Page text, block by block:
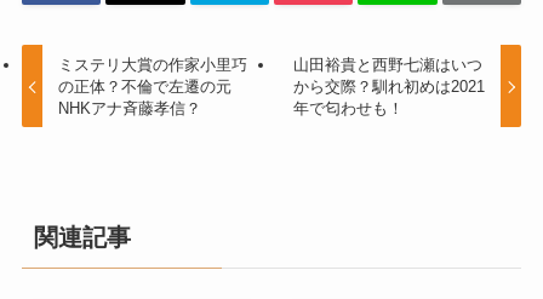
ミステリ大賞の作家小里巧
の正体？不倫で左遷の元
NHKアナ斉藤孝信？
山田裕貴と西野七瀬はいつ
から交際？馴れ初めは2021
年で匂わせも！
関連記事